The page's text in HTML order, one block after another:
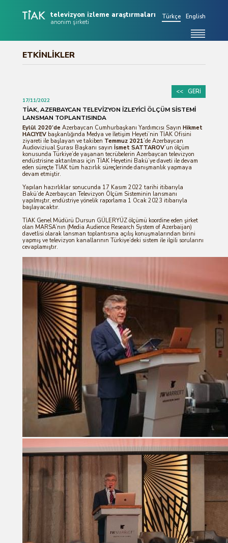
televizyon izleme araştırmaları
anonim şirketi
Türkçe English
TV İzleme Ölçümü
Duyurular
Etkinlikler
SSS
Terminoloji
ETKİNLİKLER
<< GERİ
17/11/2022
TİAK, AZERBAYCAN TELEVİZYON İZLEYİCİ ÖLÇÜM SİSTEMİ
LANSMAN TOPLANTISINDA
Eylül 2020’de Azerbaycan Cumhurbaşkanı Yardımcısı Sayın Hikmet
HACIYEV başkanlığında Medya ve İletişim Heyeti’nin TİAK Ofisini
ziyareti ile başlayan ve takiben Temmuz 2021’de Azerbaycan
Audioviziual Şurası Başkanı sayın İsmet SATTAROV’un ölçüm
konusunda Türkiye’de yaşanan tecrübelerin Azerbaycan televizyon
endüstrisine aktarılması için TİAK Heyetini Bakü’ye daveti ile devam
eden süreçte TİAK tüm hazırlık süreçlerinde danışmanlık yapmaya
devam etmiştir.
Yapılan hazırlıklar sonucunda 17 Kasım 2022 tarihi itibarıyla
Bakü’de Azerbaycan Televizyon Ölçüm Sisteminin lansmanı
yapılmıştır, endüstriye yönelik raporlama 1 Ocak 2023 itibarıyla
başlayacaktır.
TİAK Genel Müdürü Dursun GÜLERYÜZ ölçümü koordine eden şirket
olan MARSA’nın (Media Audience Research System of Azerbaijan)
davetlisi olarak lansman toplantısına açılış konuşmalarından birini
yapmış ve televizyon kanallarının Türkiye’deki sistem ile ilgili sorularını
cevaplamıştır.